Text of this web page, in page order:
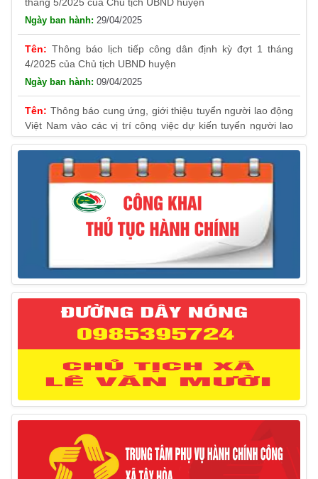
4/2025 của Chủ tịch UBND huyện
Việt Nam vào các vị trí công việc dự kiến tuyển người lao
động nước ngoài
31/03/2025
Thông báo treo cờ Tổ quốc nhân kỷ niệm 50 năm
Ngày giải phóng tỉnh Phú Yên (01/4/1975 – 01/4/2025)
28/03/2025
Thông báo giới thiệu, cung ứng lao động Việt Nam
cho Liên danh Hengtong International Engineering Co.,Ltd
27/03/2025
Thông báo đăng ký tiếp công dân định kỳ đợt 02
tháng 3/2025 của Chủ tịch UBND huyện
12/03/2025
Thông báo lịch công tác của Chủ tịch, các Phó Chủ
tịch UBND huyện và Phó Chủ tịch Hội đồng nhân dân
Thông báo tổ chức thực hiện Cưỡng chế buộc thực
hiện biện pháp khắc phục hậu quả trong lĩnh vực đất đai
17/06/2025